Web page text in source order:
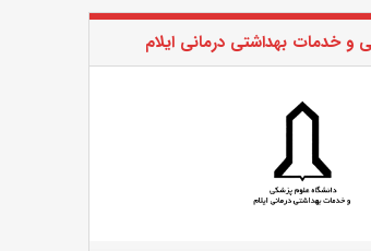
و خدمات بهداشتی درمانی ایلام